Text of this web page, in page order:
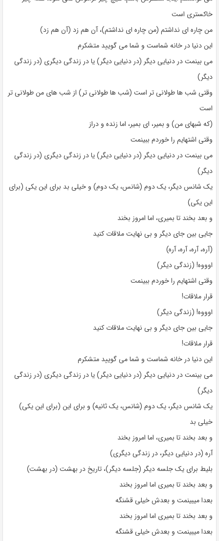
خاکستری است
من چاره ای نداشتم (من چاره ای نداشتم)، آن هم زد (آن هم زد)
این دنیا در خانه شماست و شما می گویید متشکرم
می بینمت در دنیایی دیگر (در دنیایی دیگر) یا در زندگی دیگری (در زندگی
دیگر)
وقتی شب ها طولانی تر است (شب ها طولانی تر) از شب های من طولانی تر
است
(که شبهای من) و بمیر، ای بمیر، اما زنده و دراز
وقتی اشتهایم را خوردم ببینمت
می بینمت در دنیایی دیگر (در دنیایی دیگر) یا در زندگی دیگری (در زندگی
دیگر)
یک شانس دیگر، یک دوم (شانس، یک دوم) و خیلی بد برای این یکی (برای
این یکی)
و بعد بخند تا بمیری، اما امروز بخند
جایی بین جای دیگر و بی نهایت ملاقات کنید
(آره، آره، آره، آره)
اوووه! (زندگی دیگر)
وقتی اشتهایم را خوردم ببینمت
قرار ملاقات!
اوووه! (زندگی دیگر)
جایی بین جای دیگر و بی نهایت ملاقات کنید
قرار ملاقات!
این دنیا در خانه شماست و شما می گویید متشکرم
می بینمت در دنیایی دیگر (در دنیایی دیگر) یا در زندگی دیگری (در زندگی
دیگر)
یک شانس دیگر، یک دوم (شانس، یک ثانیه) و برای این (برای این یکی)
خیلی بد
و بعد بخند تا بمیری، اما امروز بخند
آره (در دنیایی دیگر، در زندگی دیگری)
بلیط برای یک جلسه دیگر (جلسه دیگر)، تاریخ در بهشت ​​(در بهشت)
و بعد بخند تا بمیری اما امروز بخند
بعدا میبینمت و بعدش خیلی قشنگه
و بعد بخند تا بمیری اما امروز بخند
بعدا میبینمت و بعدش خیلی قشنگه